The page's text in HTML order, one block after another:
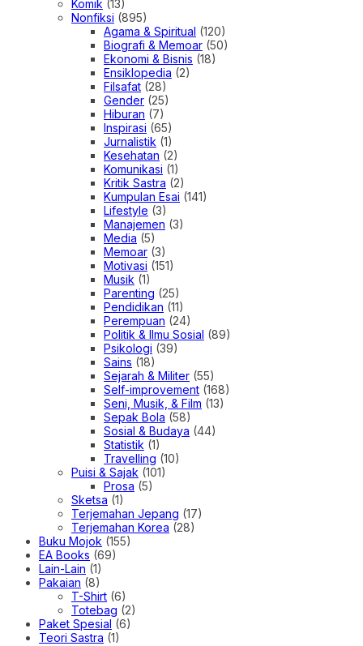
Komik (13)
Nonfiksi (895)
Agama & Spiritual (120)
Biografi & Memoar (50)
Ekonomi & Bisnis (18)
Ensiklopedia (2)
Filsafat (28)
Gender (25)
Hiburan (7)
Inspirasi (65)
Jurnalistik (1)
Kesehatan (2)
Komunikasi (1)
Kritik Sastra (2)
Kumpulan Esai (141)
Lifestyle (3)
Manajemen (3)
Media (5)
Memoar (3)
Motivasi (151)
Musik (1)
Parenting (25)
Pendidikan (11)
Perempuan (24)
Politik & Ilmu Sosial (89)
Psikologi (39)
Sains (18)
Sejarah & Militer (55)
Self-improvement (168)
Seni, Musik, & Film (13)
Sepak Bola (58)
Sosial & Budaya (44)
Statistik (1)
Travelling (10)
Puisi & Sajak (101)
Prosa (5)
Sketsa (1)
Terjemahan Jepang (17)
Terjemahan Korea (28)
Buku Mojok (155)
EA Books (69)
Lain-Lain (1)
Pakaian (8)
T-Shirt (6)
Totebag (2)
Paket Spesial (6)
Teori Sastra (1)